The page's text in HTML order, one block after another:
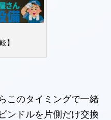
】
このタイミングで一緒
ンドルを片側だけ交換